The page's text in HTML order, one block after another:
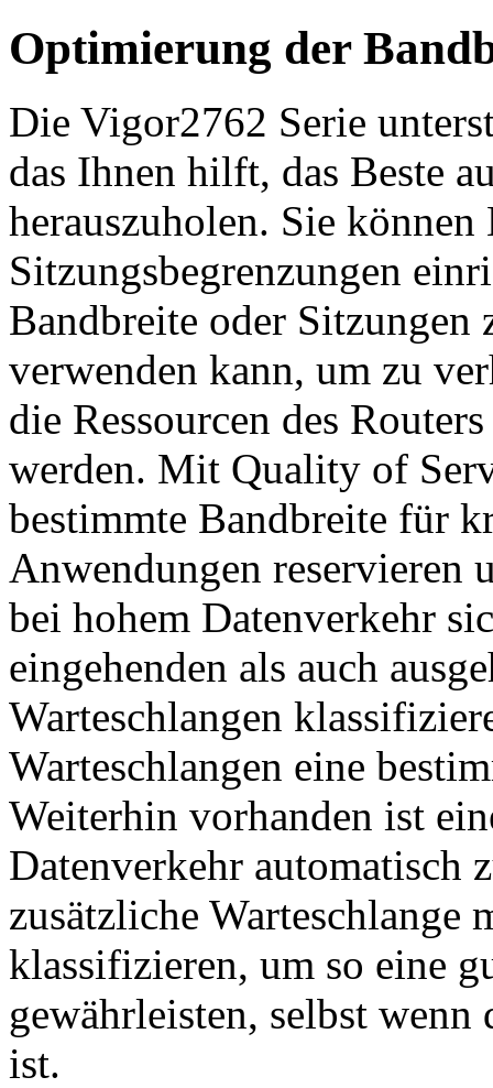
Optimierung der
Die Vigor2762 Serie
das Ihnen hilft, das Beste
herauszuholen. Sie
Sitzungsbegrenzungen
Bandbreite oder Sitzungen
verwenden kann, um zu
die Ressourcen des
werden. Mit Quality of
bestimmte Bandbreite für
Anwendungen reservieren
bei hohem Datenverkehr
eingehenden als auch
Warteschlangen
Warteschlangen eine
Weiterhin vorhanden ist
Datenverkehr automatisch
zusätzliche Warteschlange
klassifizieren, um so eine
gewährleisten, selbst
ist.